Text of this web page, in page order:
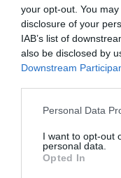
your opt-out. You
disclosure of your
IAB’s list of
also be disclosed by
Downstream
Personal Data
I want to opt-out
personal data.
Opted In
a
Pour des
ce type de low
en commande).